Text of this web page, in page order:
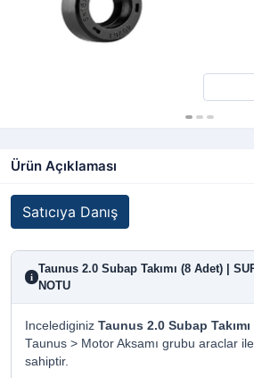
Ürün Açıklaması
Satıcıya Danış
i
Taunus 2.0 Subap Takımı (8 Adet) |
NOTU
Incelediginiz Taunus 2.0 Subap
Taunus > Motor Aksamı grubu araclar
sahiptir.